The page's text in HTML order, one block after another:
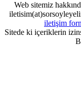
Web sitemiz
iletişim
Sitede ki içeriklerin